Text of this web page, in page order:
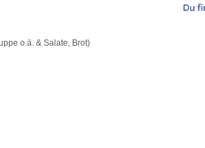
o.ä. & Salate, Brot)